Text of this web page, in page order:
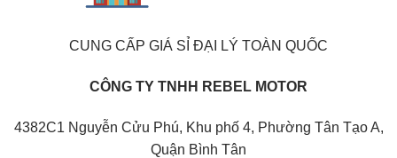
CUNG CẤP GIÁ SỈ ĐẠI LÝ TOÀN QUỐC
CÔNG TY TNHH REBEL MOTOR
4382C1 Nguyễn Cửu Phú, Khu phố 4, Phường Tân Tạo A,
Quận Bình Tân